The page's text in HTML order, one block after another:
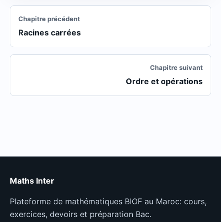
Chapitre précédent
Racines carrées
Chapitre suivant
Ordre et opérations
Maths Inter
Plateforme de mathématiques BIOF au Maroc: cours,
exercices, devoirs et préparation Bac.